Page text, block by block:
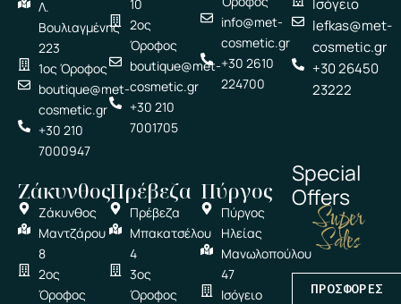
Λ.
Βουλιαγμένης
223
1ος Όροφος
boutique@met-
cosmetic.gr
+30 210
7000947
Ισόγειο
lefkas@met-
cosmetic.gr
+30 26450
23222
10
2ος
Όροφος
boutique@met-
cosmetic.gr
+30 210
7001705
info@met-
cosmetic.gr
+30 2610
224700
Ζάκυνθος
Ζάκυνθος
Μαντζάρου
8
2ος
Όροφος
Πρέβεζα
Πρέβεζα
Μπακατσέλου
4
3ος
Όροφος
Πύργος
Πύργος
Ηλείας
Μανωλοπούλου
47
Ισόγειο
Special
Offers
Super
Sales
ΠΡΟΣΦΟΡΕΣ